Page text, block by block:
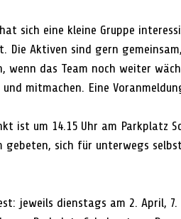
sich eine kleine Gruppe
Aktiven sind gern
das Team noch weiter
mitmachen. Eine
ist um 14.15 Uhr am Parkplatz
gebeten, sich für unterwegs
jeweils dienstags am 2. April, 7.